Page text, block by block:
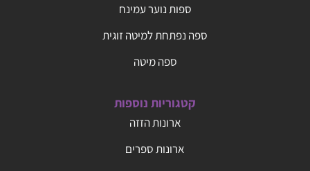
ספות נוער עמינח
ספה נפתחת למיטה זוגית
ספה מיטה
קטגוריות נוספות
ארונות הזזה
ארונות ספרים